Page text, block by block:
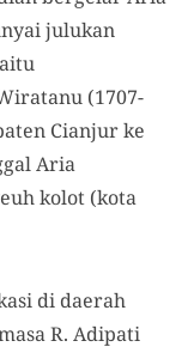
julukan
(1707-
Cianjur ke
Aria
kolot (kota
di daerah
R. Adipati